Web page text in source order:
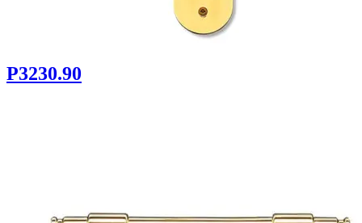
P3230.90